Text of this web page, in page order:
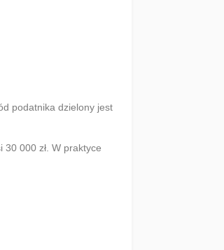
podatnika dzielony jest
000 zł. W praktyce